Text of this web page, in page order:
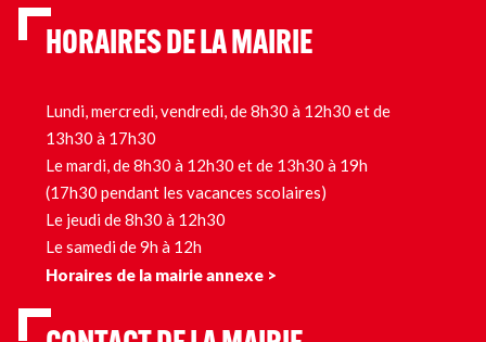
HORAIRES DE LA MAIRIE
Lundi, mercredi, vendredi, de 8h30 à 12h30 et de
13h30 à 17h30
Le mardi, de 8h30 à 12h30 et de 13h30 à 19h
(17h30 pendant les vacances scolaires)
Le jeudi de 8h30 à 12h30
Le samedi de 9h à 12h
Horaires de la mairie annexe >